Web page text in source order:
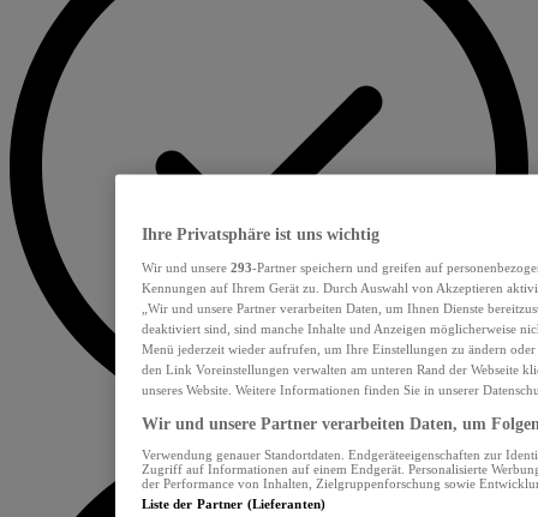
Ihre Privatsphäre ist uns wichtig
Wir und unsere 293-Partner speichern und greifen auf
Kennungen auf Ihrem Gerät zu. Durch Auswahl von Akzeptieren
„Wir und unsere Partner verarbeiten Daten, um Ihnen Dienste
deaktiviert sind, sind manche Inhalte und Anzeigen möglicherweise
Menü jederzeit wieder aufrufen, um Ihre Einstellungen zu ändern
den Link Voreinstellungen verwalten am unteren Rand der Webseite
unseres Website. Weitere Informationen finden Sie in unserer
Wir und unsere Partner verarbeiten Daten, um
Verwendung genauer Standortdaten. Endgeräteeigenschaften zur
Zugriff auf Informationen auf einem Endgerät. Personalisierte
der Performance von Inhalten, Zielgruppenforschung sowie
Liste der Partner (Lieferanten)